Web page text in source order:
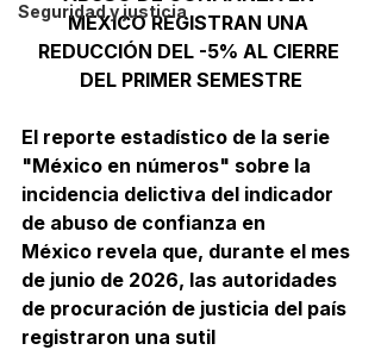
Seguridad y justicia
MÉXICO REGISTRAN UNA
REDUCCIÓN DEL -5% AL CIERRE
DEL PRIMER SEMESTRE
El reporte estadístico de la serie
"México en números" sobre la
incidencia delictiva del indicador
de abuso de confianza en
México revela que, durante el mes
de junio de 2026, las autoridades
de procuración de justicia del país
registraron una sutil